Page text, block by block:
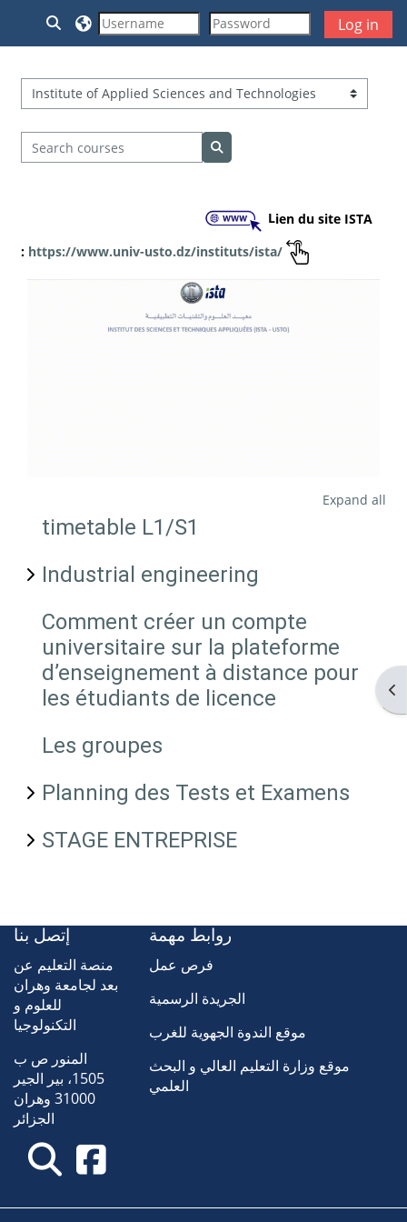
Skip to main content
Toggle search input
Log in
Course categories
Search courses
Search courses
Lien du site ISTA
: https://www.univ-usto.dz/instituts/ista/
Expand all
timetable L1/S1
Industrial engineering
Comment créer un compte
universitaire sur la plateforme
d’enseignement à distance pour
les étudiants de licence
Les groupes
Planning des Tests et Examens
STAGE ENTREPRISE
إتصل بنا
منصة التعليم عن
بعد لجامعة وهران
للعلوم و
التكنولوجيا
المنور ص ب
1505، بير الجير
31000 وهران
الجزائر
روابط مهمة
فرص عمل
الجريدة الرسمية
موقع الندوة الجهوية للغرب
موقع وزارة التعليم العالي و البحث
العلمي